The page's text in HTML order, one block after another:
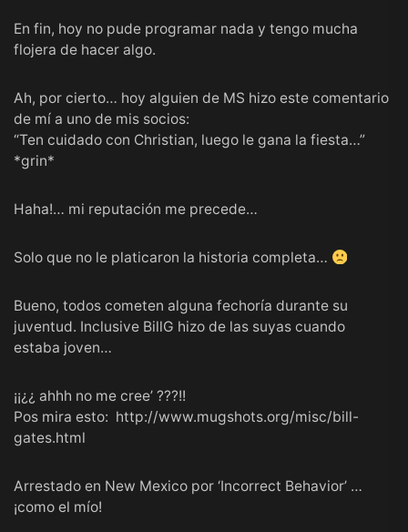
En fin, hoy no pude programar nada y tengo mucha
flojera de hacer algo.
Ah, por cierto… hoy alguien de MS hizo este comentario
de mí a uno de mis socios:
“Ten cuidado con Christian, luego le gana la fiesta…”
*grin*
Haha!… mi reputación me precede…
Solo que no le platicaron la historia completa…
Bueno, todos cometen alguna fechoría durante su
juventud. Inclusive BillG hizo de las suyas cuando
estaba joven…
¡¡¿¿ ahhh no me cree’ ???!!
Pos mira esto: http://www.mugshots.org/misc/bill-
gates.html
Arrestado en New Mexico por ‘Incorrect Behavior’ …
¡como el mío!